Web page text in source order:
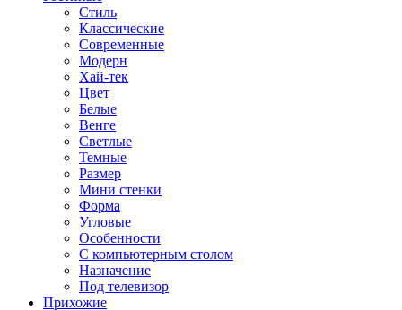
Стиль
Классические
Современные
Модерн
Хай-тек
Цвет
Белые
Венге
Светлые
Темные
Размер
Мини стенки
Форма
Угловые
Особенности
С компьютерным столом
Назначение
Под телевизор
Прихожие